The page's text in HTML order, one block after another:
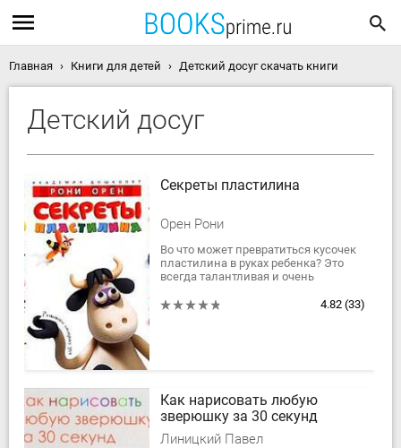
Главная Книги для детей Детский досуг скачать книги
Детский досуг
Секреты пластилина
Орен Рони
Во что может превратиться кусочек
пластилина в руках ребенка? Это
всегда талантливая и очень
занятиях Рони Орена, профессора
4.82 (33)
Как нарисовать любую
зверюшку за 30 секунд
Линицкий Павел